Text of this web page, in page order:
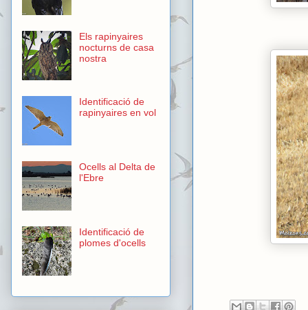
Els rapinyaires
nocturns de casa
nostra
Identificació de
rapinyaires en vol
Ocells al Delta de
l'Ebre
Identificació de
plomes d'ocells